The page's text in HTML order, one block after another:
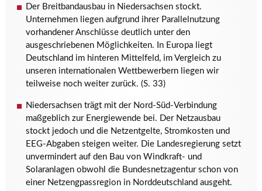
Der Breitbandausbau in Niedersachsen stockt.
Unternehmen liegen aufgrund ihrer Parallelnutzung
vorhandener Anschlüsse deutlich unter den
ausgeschriebenen Möglichkeiten. In Europa liegt
Deutschland im hinteren Mittelfeld, im Vergleich zu
unseren internationalen Wettbewerbern liegen wir
teilweise noch weiter zurück. (S. 33)
Niedersachsen trägt mit der Nord-Süd-Verbindung
maßgeblich zur Energiewende bei. Der Netzausbau
stockt jedoch und die Netzentgelte, Stromkosten und
EEG-Abgaben steigen weiter. Die Landesregierung setzt
unvermindert auf den Bau von Windkraft- und
Solaranlagen obwohl die Bundesnetzagentur schon von
einer Netzengpassregion in Norddeutschland ausgeht.